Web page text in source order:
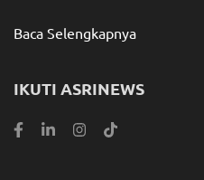
Baca Selengkapnya
IKUTI ASRINEWS